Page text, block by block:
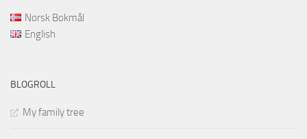
Norsk Bokmål
English
BLOGROLL
My family tree